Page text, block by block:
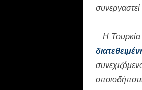
Η Τουρκία